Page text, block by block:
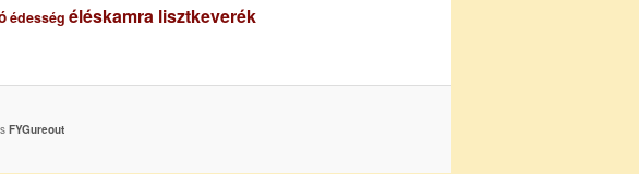
édesség éléskamra lisztkeverék
FYGureout